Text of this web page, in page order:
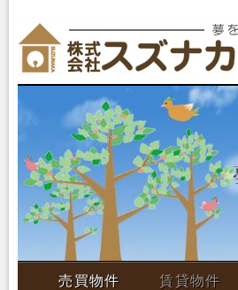
売買物件 賃貸物件